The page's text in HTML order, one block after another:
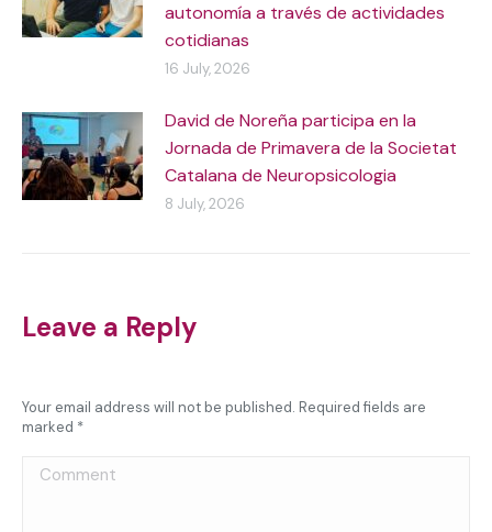
autonomía a través de actividades
cotidianas
16 July, 2026
David de Noreña participa en la
Jornada de Primavera de la Societat
Catalana de Neuropsicologia
8 July, 2026
Leave a Reply
Your email address will not be published. Required fields are
marked *
Comment